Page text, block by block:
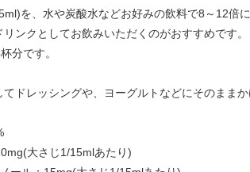
を、水や炭酸水などお好みの飲料で8～12倍に
リンクとしてお飲みいただくのがおすすめです。
分です。
てドレッシングや、ヨーグルトなどにそのまま
大さじ1/15mlあたり)